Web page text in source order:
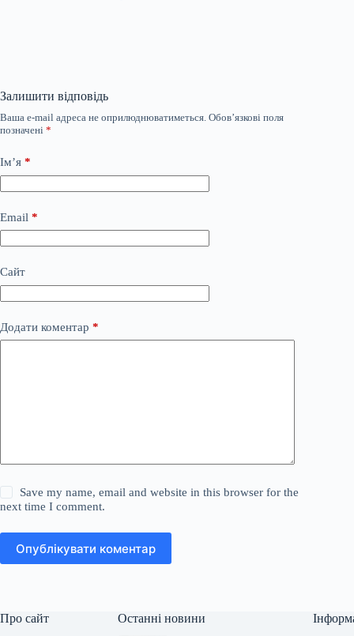
Залишити відповідь
Ваша e-mail адреса не оприлюднюватиметься. Обов’язкові поля
позначені *
Ім’я *
Email *
Сайт
Додати коментар *
Save my name, email and website in this browser for the
next time I comment.
Опублікувати коментар
Про сайт Останні новини